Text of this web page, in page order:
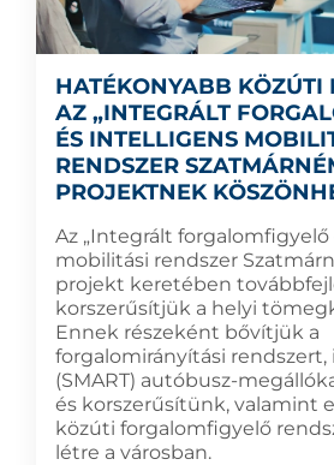
HATÉKONYABB KÖZÚTI
AZ „INTEGRÁLT
ÉS INTELLIGENS
RENDSZER
PROJEKTNEK
Az „Integrált
mobilitási rendszer
projekt keretében
korszerűsítjük a helyi
Ennek részeként bővítjük a
forgalomirányítási
(SMART) autóbusz-
és korszerűsítünk, valamint
közúti forgalomfigyelő
létre a városban.